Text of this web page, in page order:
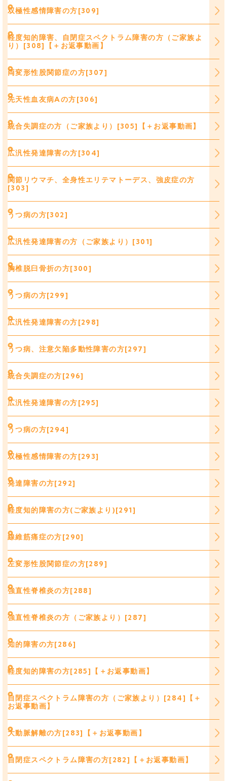
双極性感情障害の方[309]
軽度知的障害、自閉症スペクトラム障害の方（ご家族よ
り）[308]【＋お返事動画】
両変形性股関節症の方[307]
先天性血友病Aの方[306]
統合失調症の方（ご家族より）[305]【＋お返事動画】
広汎性発達障害の方[304]
関節リウマチ、全身性エリテマトーデス、強皮症の方
[303]
うつ病の方[302]
広汎性発達障害の方（ご家族より）[301]
胸椎脱臼骨折の方[300]
うつ病の方[299]
広汎性発達障害の方[298]
うつ病、注意欠陥多動性障害の方[297]
統合失調症の方[296]
広汎性発達障害の方[295]
うつ病の方[294]
双極性感情障害の方[293]
発達障害の方[292]
軽度知的障害の方(ご家族より)[291]
線維筋痛症の方[290]
左変形性股関節症の方[289]
強直性脊椎炎の方[288]
強直性脊椎炎の方（ご家族より）[287]
知的障害の方[286]
軽度知的障害の方[285]【＋お返事動画】
自閉症スペクトラム障害の方（ご家族より）[284]【＋
お返事動画】
大動脈解離の方[283]【＋お返事動画】
自閉症スペクトラム障害の方[282]【＋お返事動画】